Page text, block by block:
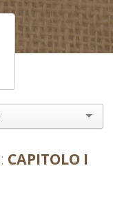
CAPITOLO I